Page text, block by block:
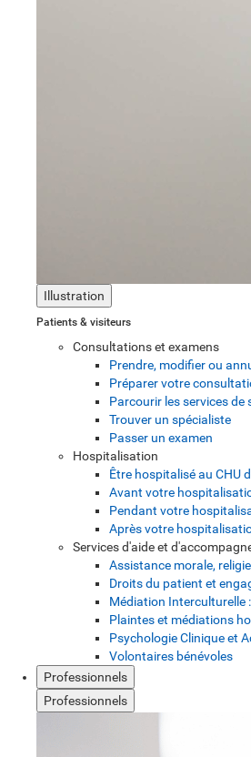
Illustration
Patients & visiteurs
Consultations et examens
Prendre, modifier ou
Préparer votre
Parcourir les services de
Trouver un spécialiste
Passer un examen
Hospitalisation
Être hospitalisé au CHU
Avant votre
Pendant votre
Après votre
Services d'aide et
Assistance morale,
Droits du patient et
Médiation Interculturelle
Plaintes et médiations
Psychologie Clinique et
Volontaires bénévoles
Professionnels
Professionnels